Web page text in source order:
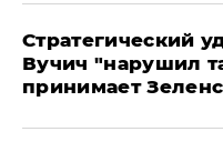
Стратегический
Вучич "нарушил
принимает